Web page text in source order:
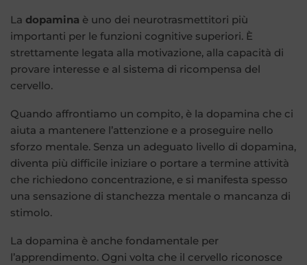
La dopamina è uno dei neurotrasmettitori più
importanti per le funzioni cognitive superiori. È
strettamente legata alla motivazione, alla capacità di
provare interesse e al sistema di ricompensa del
cervello.
Quando affrontiamo un compito, è la dopamina che ci
aiuta a mantenere l’attenzione e a proseguire nello
sforzo mentale. Senza un adeguato livello di dopamina,
diventa più difficile iniziare o portare a termine attività
che richiedono concentrazione, e si manifesta spesso
una sensazione di stanchezza mentale o mancanza di
stimolo.
La dopamina è anche fondamentale per
l’apprendimento. Ogni volta che il cervello riconosce